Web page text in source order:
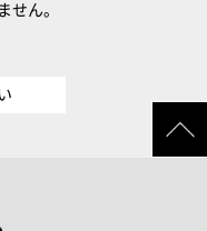
せん。